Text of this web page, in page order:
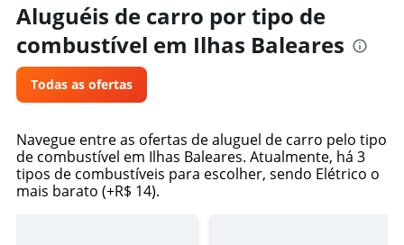
Aluguéis de carro por tipo de
combustível em Ilhas Baleares
Todas as ofertas
Navegue entre as ofertas de aluguel de carro pelo tipo
de combustível em Ilhas Baleares. Atualmente, há 3
tipos de combustíveis para escolher, sendo Elétrico o
mais barato (+R$ 14).